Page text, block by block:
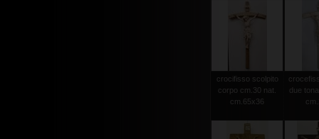
crocifisso scolpito
corpo cm.30 nat.
cm.65x36
due